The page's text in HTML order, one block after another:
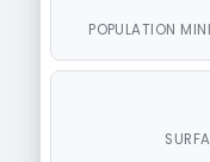
POPULATION